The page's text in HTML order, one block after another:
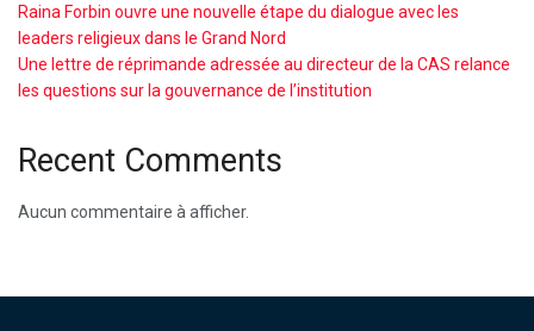
Raina Forbin ouvre une nouvelle étape du dialogue avec les
leaders religieux dans le Grand Nord
Une lettre de réprimande adressée au directeur de la CAS relance
les questions sur la gouvernance de l’institution
Recent Comments
Aucun commentaire à afficher.